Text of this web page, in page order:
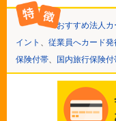
おすすめ法人カ
イント
従業員へカード発
保険付帯
国内旅行保険付